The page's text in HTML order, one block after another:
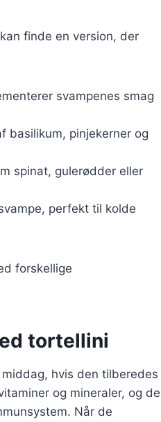
finde en version, der
svampenes smag
basilikum, pinjekerner og
spinat, gulerødder eller
perfekt til kolde
forskellige
tortellini
hvis den tilberedes
og mineraler, og de
Når de